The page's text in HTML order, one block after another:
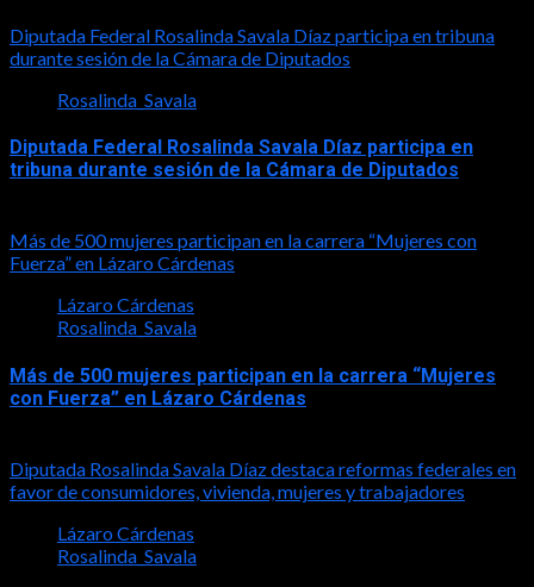
Diputada Federal Rosalinda Savala Díaz participa en tribuna
durante sesión de la Cámara de Diputados
Rosalinda_Savala
Diputada Federal Rosalinda Savala Díaz participa en
tribuna durante sesión de la Cámara de Diputados
Más de 500 mujeres participan en la carrera “Mujeres con
Fuerza” en Lázaro Cárdenas
Lázaro Cárdenas
Rosalinda_Savala
Más de 500 mujeres participan en la carrera “Mujeres
con Fuerza” en Lázaro Cárdenas
Diputada Rosalinda Savala Díaz destaca reformas federales en
favor de consumidores, vivienda, mujeres y trabajadores
Lázaro Cárdenas
Rosalinda_Savala